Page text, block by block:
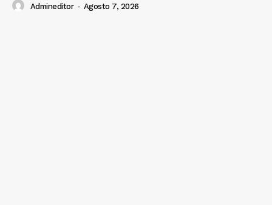
Admineditor - Agosto 7, 2026